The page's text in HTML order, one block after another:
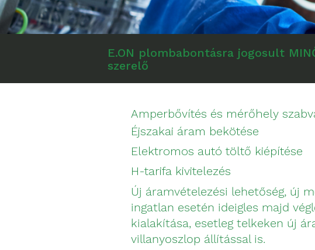
E.ON plombabontásra jogosult
szerelő
Amperbővítés és mérőhely
Új áramvételezési lehetőség, új
ingatlan esetén ideigles majd
kialakítása, esetleg telkeken új
villanyoszlop állítással is.
H-tarifa kivitelezés
Éjszakai áram bekötése
Elektromos autó töltő kiépítése